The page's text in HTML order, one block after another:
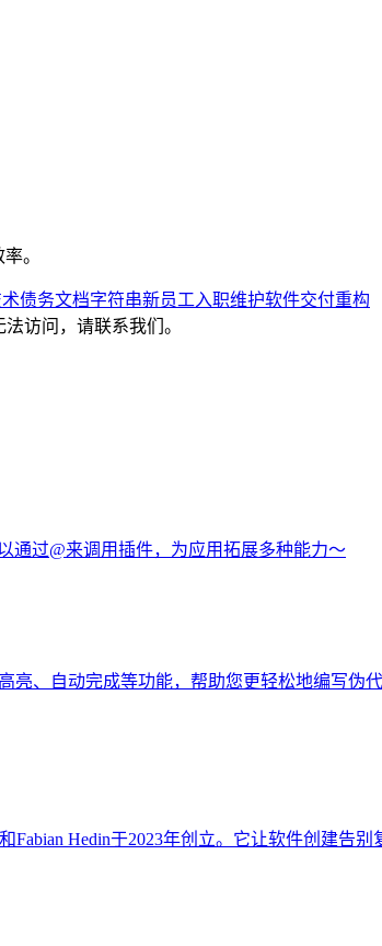
。
债务文档字符串新员工入职维护软件交付重构
访问，请联系我们。
通过@来调用插件，为应用拓展多种能力～
亮、自动完成等功能，帮助您更轻松地编写
Hedin于2023年创立。它让软件创建告